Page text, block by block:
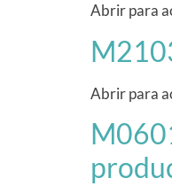
Abrir para
Abrir para